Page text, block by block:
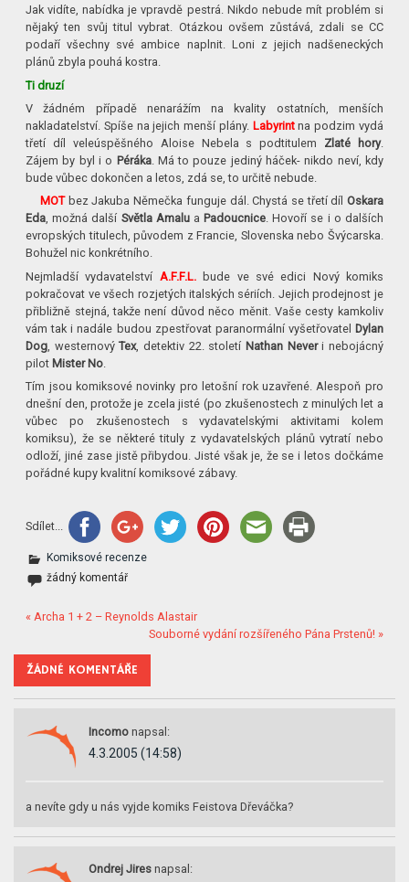
Jak vidíte, nabídka je vpravdě pestrá. Nikdo nebude mít problém si
nějaký ten svůj titul vybrat. Otázkou ovšem zůstává, zdali se CC
podaří všechny své ambice naplnit. Loni z jejich nadšeneckých
plánů zbyla pouhá kostra.
Ti druzí
V žádném případě nenarážím na kvality ostatních, menších
nakladatelství. Spíše na jejich menší plány. Labyrintna podzim vydá
třetí díl veleúspěšného Aloise Nebela s podtitulem Zlaté hory.
Zájem by byl i o Péráka. Má to pouze jediný háček- nikdo neví, kdy
bude vůbec dokončen a letos, zdá se, to určitě nebude.
MOTbez Jakuba Němečka funguje dál. Chystá se třetí díl Oskara
Eda, možná další Světla Amalua Padoucnice. Hovoří se i o dalších
evropských titulech, původem z Francie, Slovenska nebo Švýcarska.
Bohužel nic konkrétního.
Nejmladší vydavatelství A.F.F.L.bude ve své edici Nový komiks
pokračovat ve všech rozjetých italských sériích. Jejich prodejnost je
přibližně stejná, takže není důvod něco měnit. Vaše cesty kamkoliv
vám tak i nadále budou zpestřovat paranormální vyšetřovatel Dylan
Dog , westernovýTex, detektiv 22. století Nathan Neveri nebojácný
pilot Mister No
Tím jsou komiksové novinky pro letošní rok uzavřené. Alespoň pro
dnešní den, protože je zcela jisté (po zkušenostech z minulých let a
vůbec po zkušenostech s vydavatelskými aktivitami kolem
komiksu), že se některé tituly z vydavatelských plánů vytratí nebo
odloží, jiné zase jistě přibydou. Jisté však je, že se i letos dočkáme
pořádné kupy kvalitní komiksové zábavy.
Sdílet...
Komiksové recenze
žádný komentář
« Archa 1 + 2 – Reynolds Alastair
Souborné vydání rozšířeného Pána Prstenů! »
ŽÁDNÉ KOMENTÁŘE
Incomo napsal:
4.3.2005 (14:58)
a nevíte gdy u nás vyjde komiks Feistova Dřeváčka?
Ondrej Jires napsal: